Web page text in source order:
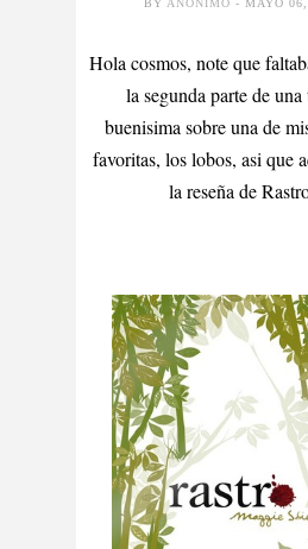
BY ANÓNIMO - MAYO
Hola cosmos, note que
la segunda parte de
buenisima sobre una de
favoritas, los lobos, asi que
la reseña de